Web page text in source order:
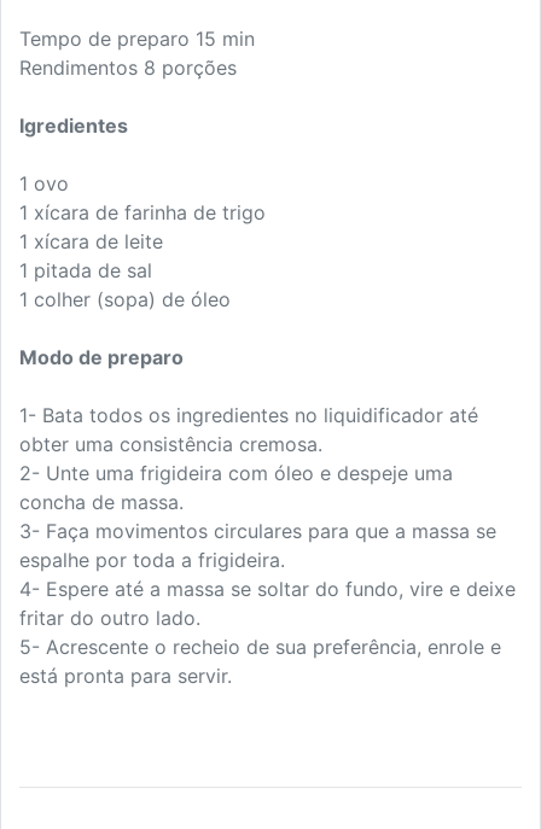
Tempo de preparo 15 min
Rendimentos 8 porções
Igredientes
1 ovo
1 xícara de farinha de trigo
1 xícara de leite
1 pitada de sal
1 colher (sopa) de óleo
Modo de preparo
1- Bata todos os ingredientes no liquidificador até
obter uma consistência cremosa.
2- Unte uma frigideira com óleo e despeje uma
concha de massa.
3- Faça movimentos circulares para que a massa se
espalhe por toda a frigideira.
4- Espere até a massa se soltar do fundo, vire e deixe
fritar do outro lado.
5- Acrescente o recheio de sua preferência, enrole e
está pronta para servir.